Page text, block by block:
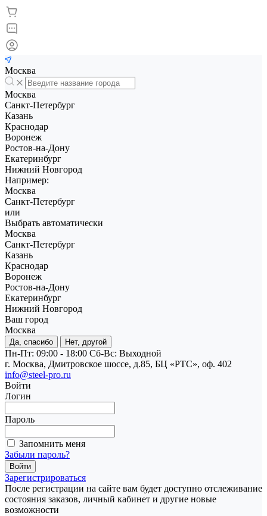
Москва
Москва
Санкт-Петербург
Казань
Краснодар
Воронеж
Ростов-на-Дону
Екатеринбург
Нижний Новгород
Например:
Москва
Санкт-Петербург
или
Выбрать автоматически
Москва
Санкт-Петербург
Казань
Краснодар
Воронеж
Ростов-на-Дону
Екатеринбург
Нижний Новгород
Ваш город
Москва
Да, спасибо Нет, другой
Пн-Пт: 09:00 - 18:00 Cб-Вс: Выходной
г. Москва, Дмитровское шоссе, д.85, БЦ «РТС», оф. 402
info@steel-pro.ru
Войти
Логин
Пароль
Запомнить меня
Забыли пароль?
Зарегистрироваться
После регистрации на сайте вам будет доступно отслеживание
состояния заказов, личный кабинет и другие новые
возможности